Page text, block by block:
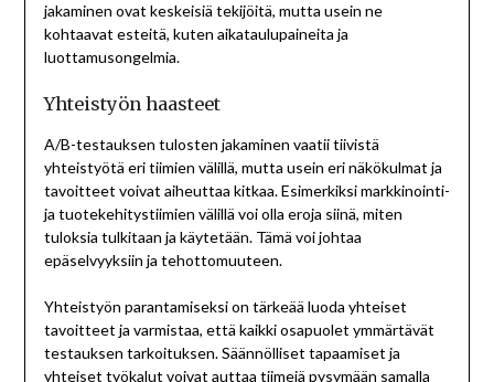
jakaminen ovat keskeisiä tekijöitä, mutta usein ne
kohtaavat esteitä, kuten aikataulupaineita ja
luottamusongelmia.
Yhteistyön haasteet
A/B-testauksen tulosten jakaminen vaatii tiivistä
yhteistyötä eri tiimien välillä, mutta usein eri näkökulmat ja
tavoitteet voivat aiheuttaa kitkaa. Esimerkiksi markkinointi-
ja tuotekehitystiimien välillä voi olla eroja siinä, miten
tuloksia tulkitaan ja käytetään. Tämä voi johtaa
epäselvyyksiin ja tehottomuuteen.
Yhteistyön parantamiseksi on tärkeää luoda yhteiset
tavoitteet ja varmistaa, että kaikki osapuolet ymmärtävät
testauksen tarkoituksen. Säännölliset tapaamiset ja
yhteiset työkalut voivat auttaa tiimejä pysymään samalla